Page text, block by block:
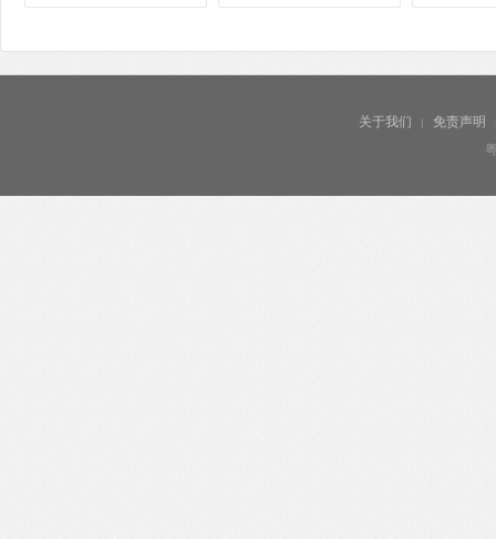
关于我们 | 免责声明